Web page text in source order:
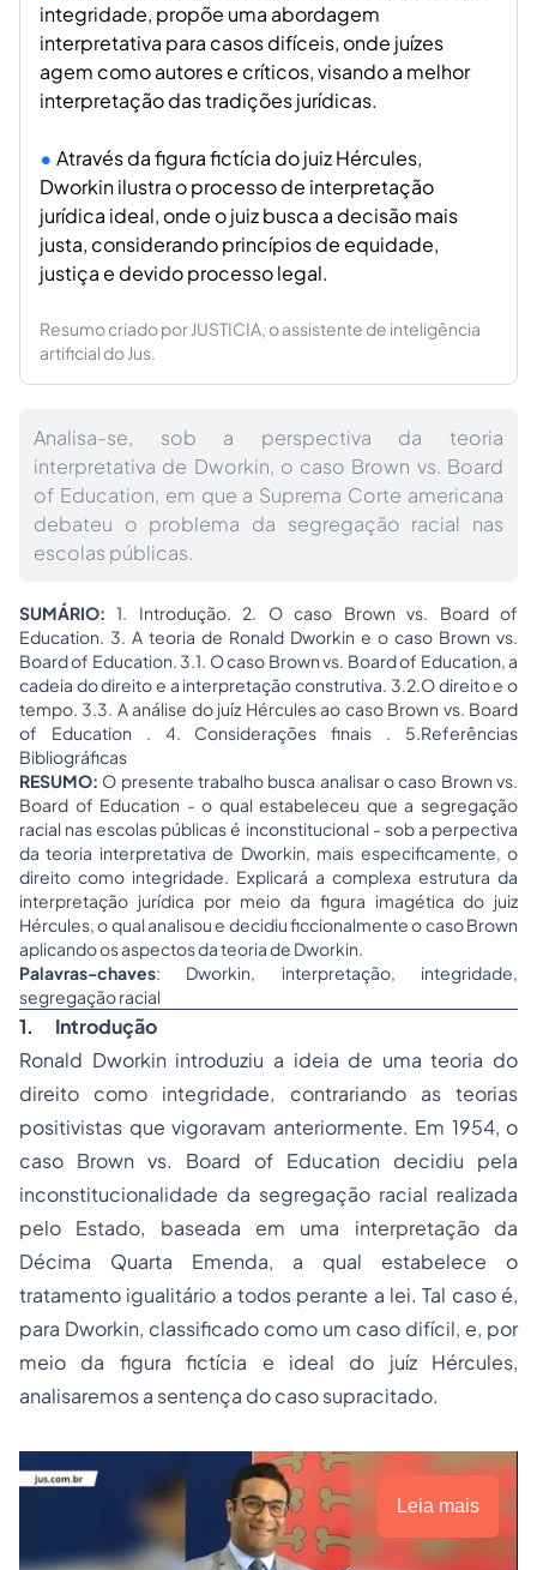
integridade, propõe uma abordagem
interpretativa para casos difíceis, onde juízes
agem como autores e críticos, visando a melhor
interpretação das tradições jurídicas.
Através da figura fictícia do juiz Hércules,
Dworkin ilustra o processo de interpretação
jurídica ideal, onde o juiz busca a decisão mais
justa, considerando princípios de equidade,
justiça e devido processo legal.
Resumo criado por JUSTICIA, o assistente de inteligência
artificial do Jus.
Analisa-se, sob a perspectiva da teoria
interpretativa de Dworkin, o caso Brown vs. Board
of Education, em que a Suprema Corte americana
debateu o problema da segregação racial nas
escolas públicas.
SUMÁRIO:1. Introdução. 2. O caso Brown vs. Board of
Education. 3. A teoria de Ronald Dworkin e o caso Brown vs.
Board of Education. 3.1. O caso Brown vs. Board of Education, a
cadeia do direito e a interpretação construtiva. 3.2.O direito e o
tempo. 3.3. A análise do juíz Hércules ao caso Brown vs. Board
of Education . 4. Considerações finais . 5.Referências
Bibliográficas
RESUMO: O presente trabalho busca analisar o caso Brown vs.
Board of Education - o qual estabeleceu que a segregação
racial nas escolas públicas é inconstitucional - sob a perpectiva
da teoria interpretativa de Dworkin, mais especificamente, o
direito como integridade. Explicará a complexa estrutura da
interpretação jurídica por meio da figura imagética do juiz
Hércules, o qual analisou e decidiu ficcionalmente o caso Brown
aplicando os aspectos da teoria de Dworkin.
Palavras-chaves: Dworkin, interpretação, integridade,
segregação racial
1. Introdução
Ronald Dworkin introduziu a ideia de uma teoria do
direito como integridade, contrariando as teorias
positivistas que vigoravam anteriormente. Em 1954, o
caso Brown vs. Board of Education decidiu pela
inconstitucionalidade da segregação racial realizada
pelo Estado, baseada em uma interpretação da
Décima Quarta Emenda, a qual estabelece o
tratamento igualitário a todos perante a lei. Tal caso é,
para Dworkin, classificado como um caso difícil, e, por
meio da figura fictícia e ideal do juíz Hércules,
analisaremos a sentença do caso supracitado.
Leia mais